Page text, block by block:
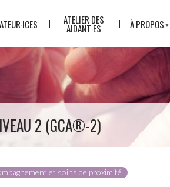
ATELIER DES
AIDANT·ES À PROPOS
L'ÉQUIPE
LE CONCEPT
QUALITÉ
ACTUALITÉS
PARTENAIRES
2 (GCA®-2)
et soins de proximité